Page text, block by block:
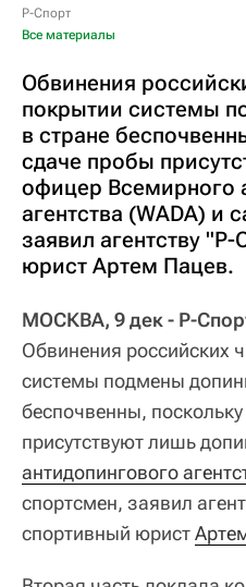
Р-Спорт
Все материалы
Обвинения
покрытии системы
в стране
сдаче пробы
офицер Всемирного
агентства (WADA) и
заявил агентству
юрист Артем Пацев.
МОСКВА, 9 дек - Р-
Обвинения российских
системы подмены
беспочвенны,
присутствуют лишь
антидопингового
спортсмен, заявил
спортивный юрист